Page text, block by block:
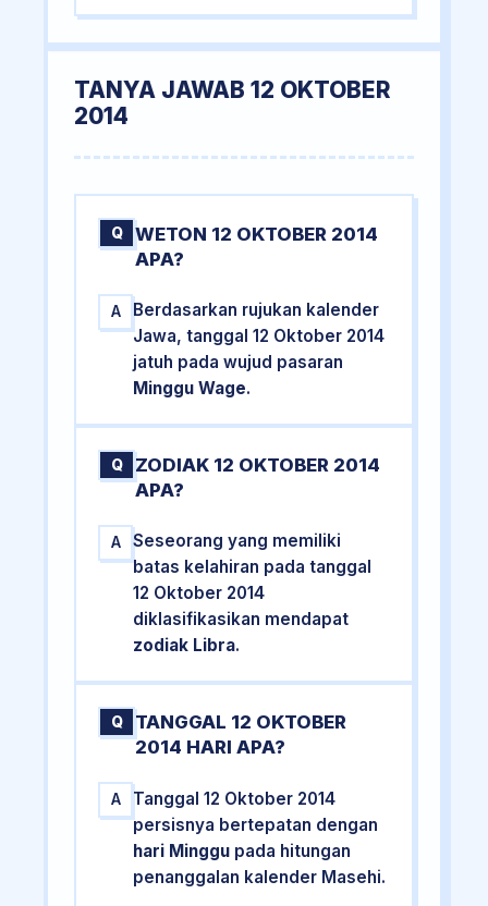
TANYA JAWAB 12 OKTOBER
2014
Q
WETON 12 OKTOBER 2014
APA?
A
Berdasarkan rujukan kalender
Jawa, tanggal 12 Oktober 2014
jatuh pada wujud pasaran
Minggu Wage.
Q
ZODIAK 12 OKTOBER 2014
APA?
A
Seseorang yang memiliki
batas kelahiran pada tanggal
12 Oktober 2014
diklasifikasikan mendapat
zodiak Libra.
Q
TANGGAL 12 OKTOBER
2014 HARI APA?
A
Tanggal 12 Oktober 2014
persisnya bertepatan dengan
hari Minggu pada hitungan
penanggalan kalender Masehi.